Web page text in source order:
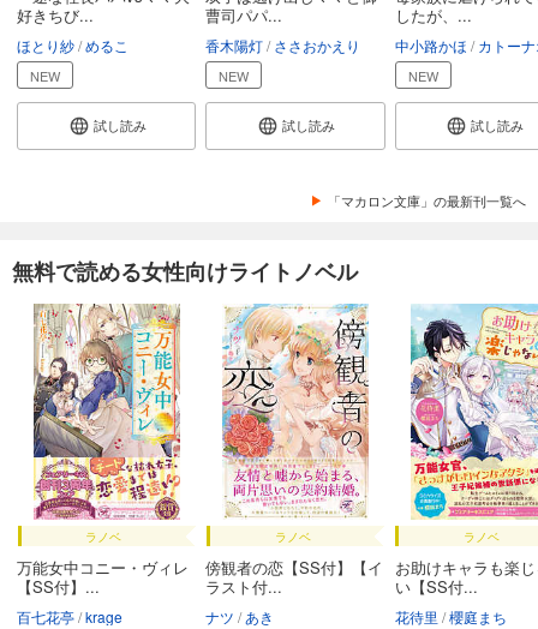
好きちび...
ほとり紗 めるこ
NEW
試し読み
曹司パパ...
香木陽灯 ささおかえり
NEW
試し読み
したが、...
中小路かほ カトー
NEW
試し読み
「マカロン文庫」の最新刊一覧へ
無料で読める女性向けライトノベル
ラノベ
万能女中コニー・ヴィレ
【SS付】...
百七花亭 krage
ラノベ
傍観者の恋【SS付】【イ
ラスト付...
ナツ あき
ラノベ
お助けキャラも楽
い【SS付...
花待里 櫻庭まち